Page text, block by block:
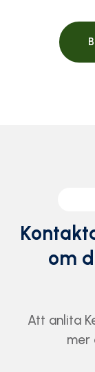
om
Att anlita
mer